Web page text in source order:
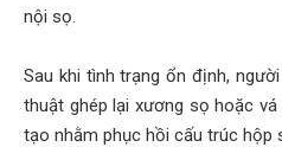
nội sọ.
Sau khi tình trạng ổn định,
thuật ghép lại xương sọ hoặc
tạo nhằm phục hồi cấu trúc hộp